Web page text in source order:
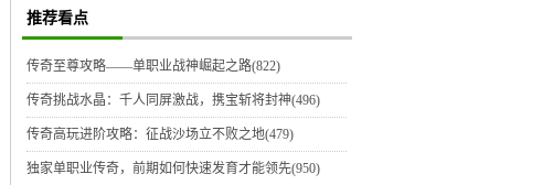
推荐看点
传奇至尊攻略——单职业战神崛起之路(822)
传奇挑战水晶：千人同屏激战，携宝斩将封神(496)
传奇高玩进阶攻略：征战沙场立不败之地(479)
独家单职业传奇，前期如何快速发育才能领先(950)